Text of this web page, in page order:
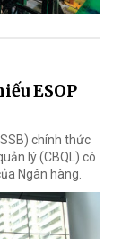
ESOP
chính thức
lý (CBQL) có
Ngân hàng.